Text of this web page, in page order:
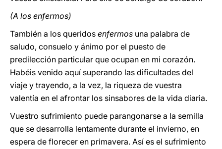
(A los enfermos)
También a los queridos enfermos una palabra de
saludo, consuelo y ánimo por el puesto de
predilección particular que ocupan en mi corazón.
Habéis venido aquí superando las dificultades del
viaje y trayendo, a la vez, la riqueza de vuestra
valentía en el afrontar los sinsabores de la vida diaria.
Vuestro sufrimiento puede parangonarse a la semilla
que se desarrolla lentamente durante el invierno, en
espera de florecer en primavera. Así es el sufrimiento